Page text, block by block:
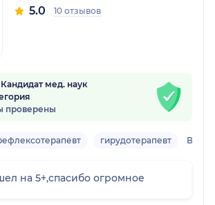
5.0 10 отзывов
Кандидат мед. наук
проверены
гирудотерапевт
на 5+,спасибо огромное